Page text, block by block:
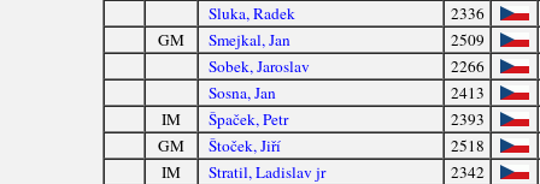
Sluka, Radek
2336
GM
Smejkal, Jan
2509
Sobek, Jaroslav
2266
Sosna, Jan
2413
IM
Špaček, Petr
2393
GM
Štoček, Jiří
2518
IM
Stratil, Ladislav jr
2342